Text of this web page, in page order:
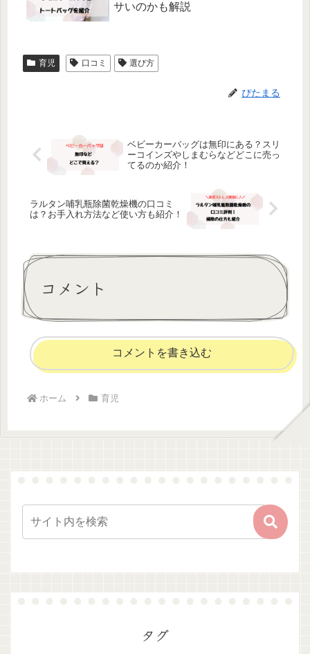
サいのかも解説
育児 口コミ 選び方
ぴたまる
ベビーカーバッグは無印にある？スリ
ーコインズやしまむらなどどこに売っ
てるのか紹介！
ラルタン哺乳瓶除菌乾燥機の口コミ
は？お手入れ方法など使い方も紹介！
コメント
コメントを書き込む
ホーム 育児
タグ